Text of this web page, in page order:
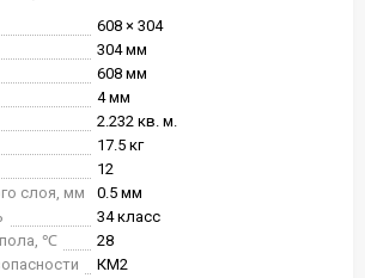
608 × 304
304 мм
608 мм
4 мм
2.232 кв. м.
17.5 кг
12
слоя, мм
0.5 мм
34 класс
пола, ℃
28
КМ2